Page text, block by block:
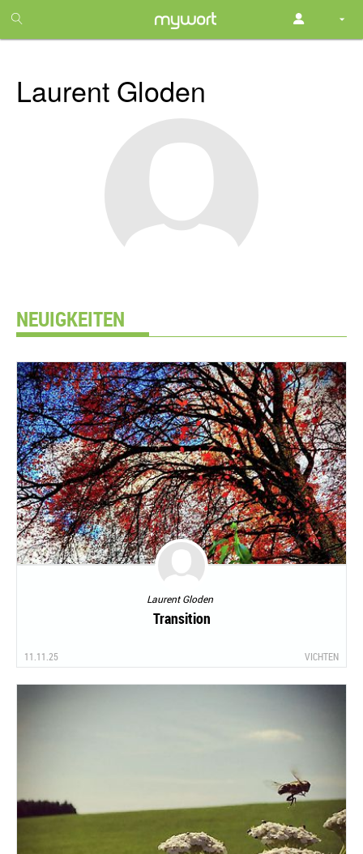
month
free
Laurent Gloden
NEUIGKEITEN
Laurent Gloden
Transition
11.11.25 VICHTEN